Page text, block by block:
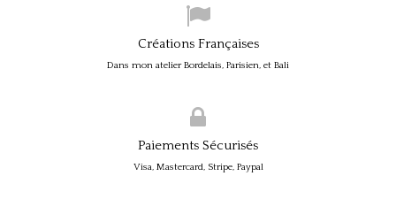
Créations Françaises
Dans mon atelier Bordelais, Parisien, et Bali
Paiements Sécurisés
Visa, Mastercard, Stripe, Paypal